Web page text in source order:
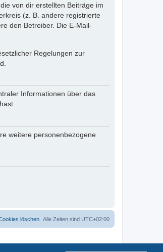
von dir erstellten Beiträge im
(z. B. andere registrierte
den Betreiber. Die E-Mail-
Regelungen zur
Informationen über das
weitere personenbezogene
Alle Zeiten sind UTC+02:00
löschen